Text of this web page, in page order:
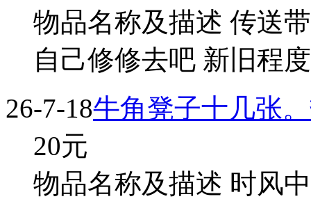
物品名称及描述 传送
自己修修去吧 新旧程
26-7-18牛角凳子十几张
20元
物品名称及描述 时风